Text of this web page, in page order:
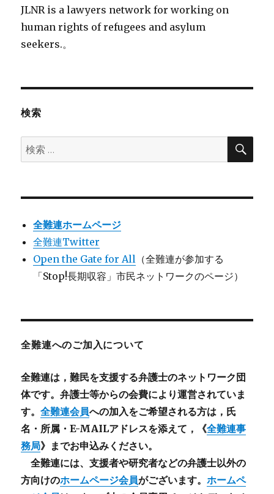
JLNR is a lawyers network for working on
human rights of refugees and asylum
seekers.。
検索
検
索:
検
全難連ホームページ
全難連Twitter
Open the Gate for All （全難連が参加する
「Stop!長期収容」市民ネットワークのページ）
全難連へのご加入について
全難連は，難民を支援する弁護士のネットワーク団
体です。弁護士等からの会費により運営されていま
す。全難連会員への加入をご希望される方は，氏
名・所属・E-MAILアドレスを添えて，《全難連事
務局》までお申込みください。
全難連には、支援者や研究者などの弁護士以外の
方向けのホームページ会員がございます。ホームペ